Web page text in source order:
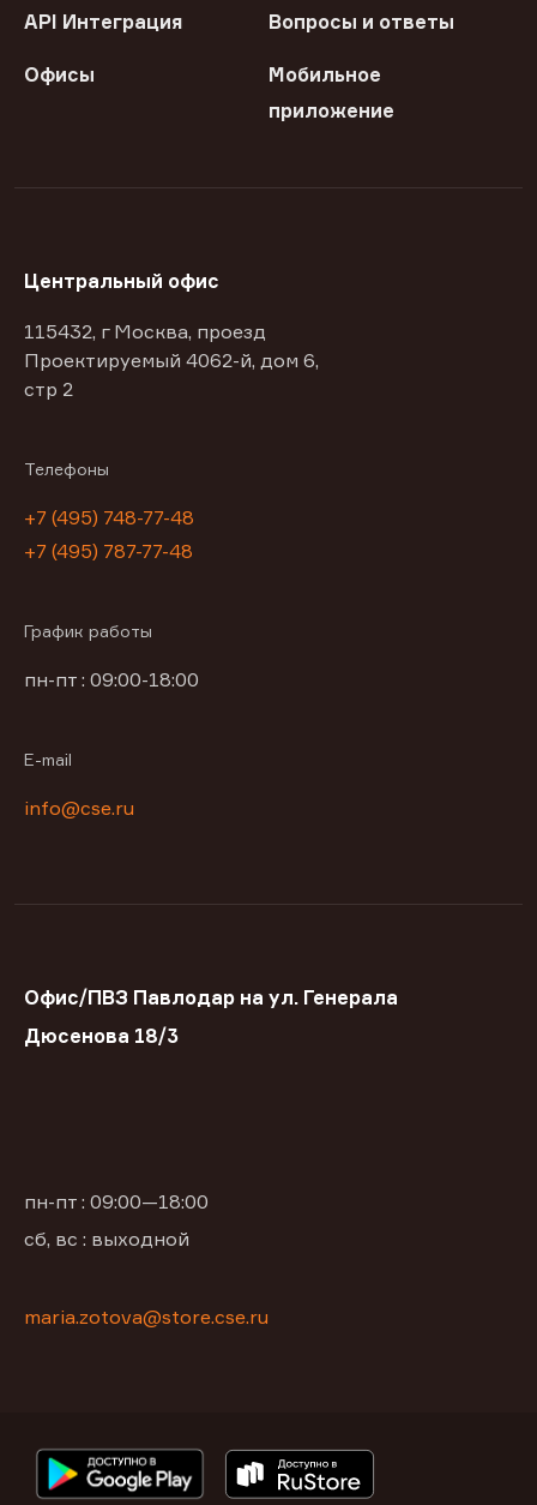
API Интеграция Вопросы и ответы
Офисы
Мобильное
приложение
Центральный офис
115432, г Москва, проезд
Проектируемый 4062-й, дом 6,
стр 2
Телефоны
+7 (495) 748-77-48
+7 (495) 787-77-48
График работы
пн-пт : 09:00-18:00
E-mail
info@cse.ru
Офис/ПВЗ Павлодар на ул. Генерала
Дюсенова 18/3
пн-пт : 09:00—18:00
сб, вс : выходной
maria.zotova@store.cse.ru